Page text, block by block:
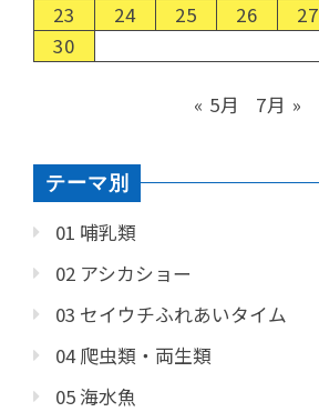
23
24 25 26 27
30
« 5月 7月 »
テーマ別
01 哺乳類
02 アシカショー
03 セイウチふれあいタイム
04 爬虫類・両生類
05 海水魚